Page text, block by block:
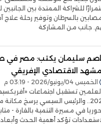
للشراكة الممتدة بين
بالسرطان وتوفير رحلة علاج
جانب من المشاركة
سليمان يكتب: مصر في
الاقتصادي الإفريقي
الخميس 04/يونيو/2026 - 03:19 م
تستقبل اجتماعات
2026.. والرئيس السيسي يرسخ
في مسيرة التنمية بالقارة -
تؤكد أهمية الحدث